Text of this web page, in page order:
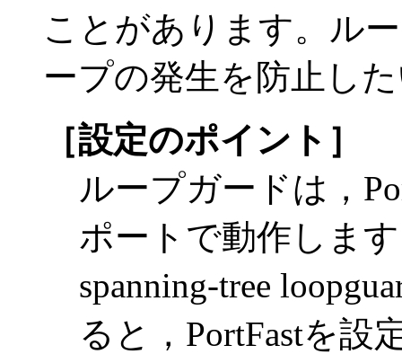
ことがあります。ル
ープの発生を防止し
［設定のポイント］
ループガードは，
ポートで動作しま
spanning-tree
ると，PortFastを設